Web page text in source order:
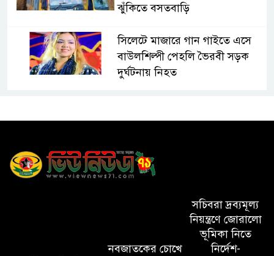
ঝুঁকিতে বসতবাড়ি
সিলেটে মাজারে গান গাইতে এসে
বাউলশিল্পী পেহলি ভৈরবী সড়ক
দুর্ঘটনায় নিহত
ঢাকা-সিলেট মহাসড়কে দুটি
নিহত ৯, পরিবারকে আর্থিক সহযোগিতা
‘জাতীয় প্রবাসী দিবস’ উদযাপনের
লক্ষ্যে আন্তঃমন্ত্রণালয় সভা অনুষ্ঠিত
সিলেট ইসলামিক ফাউন্ডেশনে
নবজাতকের চোখে
সচিবরা দ্রব্যমূল্য
নিয়ন্ত্রণে জোরালো
ভূমিকা নিতে
নির্দেশ-